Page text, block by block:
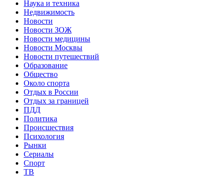
Наука и техника
Недвижимость
Новости
Новости ЗОЖ
Новости медицины
Новости Москвы
Новости путешествий
Образование
Общество
Около спорта
Отдых в России
Отдых за границей
ПДД
Политика
Происшествия
Психология
Рынки
Сериалы
Спорт
ТВ